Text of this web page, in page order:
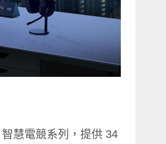
慧電競系列，提供 34